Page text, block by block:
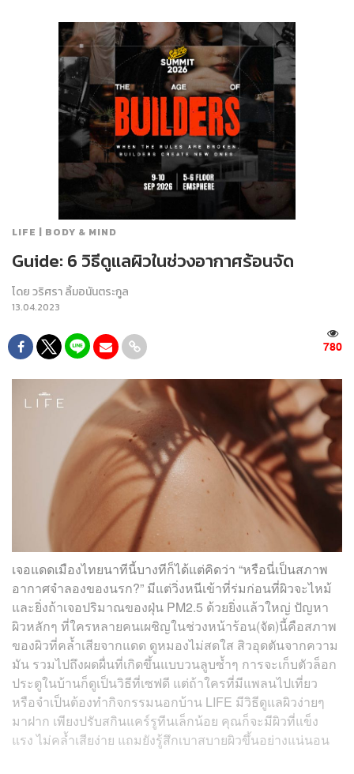
LIFE | BODY & MIND
Guide: 6 วิธีดูแลผิวในช่วงอากาศร้อนจัด
โดยวริศรา ลิ้มอนันตระกูล
13.04.2023
780
เจอแดดเมืองไทยนาทีนี้บางทีก็ได้แต่คิดว่า “หรือนี่เป็นสภาพ
อากาศจำลองของนรก?” มีแต่วิ่งหนีเข้าที่ร่มก่อนที่ผิวจะไหม้
และยิ่งถ้าเจอปริมาณของฝุ่น PM2.5 ด้วยยิ่งแล้วใหญ่ ปัญหา
ผิวหลักๆ ที่ใครหลายคนเผชิญในช่วงหน้าร้อน(จัด)นี้คือสภาพ
ของผิวที่คล้ำเสียจากแดด ดูหมองไม่สดใส สิวอุดตันจากความ
มัน รวมไปถึงผดผื่นที่เกิดขึ้นแบบวนลูบซ้ำๆ การจะเก็บตัวล็อก
ประตูในบ้านก็ดูเป็นวิธีที่เซฟดี แต่ถ้าใครที่มีแพลนไปเที่ยว
หรือจำเป็นต้องทำกิจกรรมนอกบ้าน LIFE มีวิธีดูแลผิวง่ายๆ
มาฝาก เพียงปรับสกินแคร์รูทีนเล็กน้อย คุณก็จะมีผิวที่แข็ง
แรง ไม่คล้ำเสียง่าย แถมยังรู้สึกเบาสบายผิวขึ้นอย่างแน่นอน